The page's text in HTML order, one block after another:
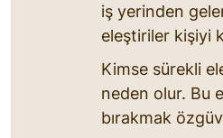
iş yerinden
eleştiriler kişiyi
Kimse sürekli
neden olur. Bu
bırakmak